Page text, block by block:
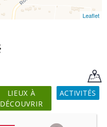
Leaflet
LIEUX À
DÉCOUVRIR
ACTIVITÉS